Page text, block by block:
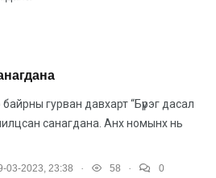
гурван давхарт “Бүрэг дасал
санагдана. Анх номынх нь
03-2023, 23:38 . 58 . 0